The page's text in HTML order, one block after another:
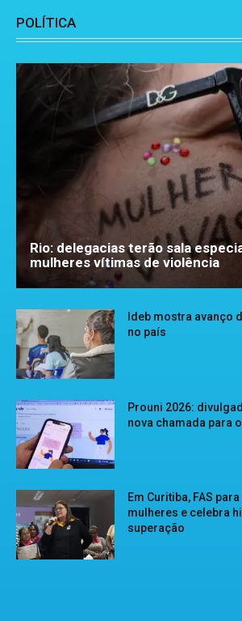
POLÍTICA
Rio: delegacias terão sala
mulheres vítimas de violência
Ideb mostra avanço
no país
Prouni 2026:
nova chamada para
Em Curitiba, FAS
mulheres e celebra
superação